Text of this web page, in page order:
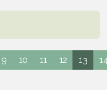
9 10 11 12 13